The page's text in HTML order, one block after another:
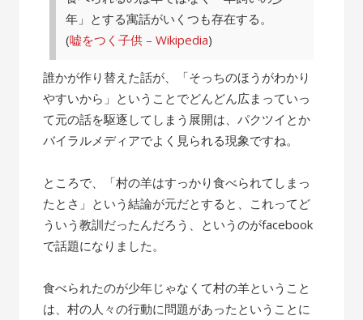
年」とする寓話がいくつも存在する。
(嘘をつく子供 – Wikipedia)
誰かが作り替えた話が、「そっちのほうがわかり
やすいから」ということでどんどん広まっていっ
て元の話を駆逐してしまう展開は、パクツイとか
バイラルメディアでよく見られる現象ですね。
ところで、「村の羊はすっかり食べられてしまっ
たとさ」という結論が元だとすると、これってど
ういう教訓だったんだろう、というのがfacebook
で話題になりました。
食べられたのが少年じゃなくて村の羊ということ
は、村の人々の行動に問題があったということに